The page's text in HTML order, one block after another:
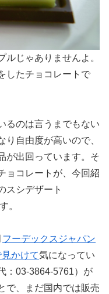
じゃありませんよ。
したチョコレートで
るのは言うまでもない
り自由度が高いので、
が出回っています。そ
ョコレートが、今回紹
スシデザート
。
フーデックスジャパン
かけて気になってい
：03-3864-5761）が
で、まだ国内では販売